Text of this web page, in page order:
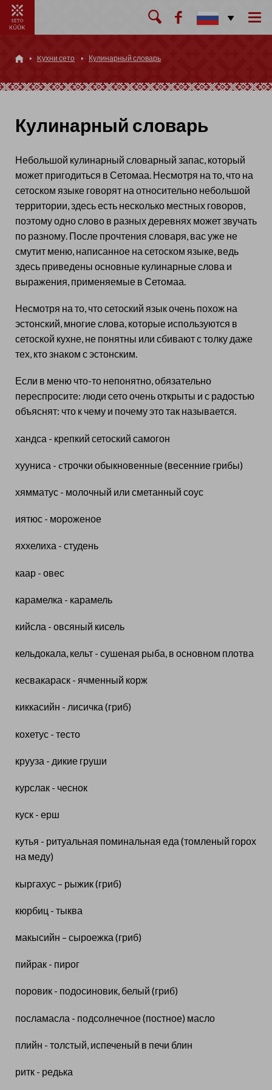

 Kухни сето Кулинарный словарь
Кулинарный словарь
Небольшой кулинарный словарный запас, который
может пригодиться в Сетомаа. Несмотря на то, что на
сетоском языке говорят на относительно небольшой
территории, здесь есть несколько местных говоров,
поэтому одно слово в разных деревнях может звучать
по разному. После прочтения словаря, вас уже не
смутит меню, написанное на сетоском языке, ведь
здесь приведены основные кулинарные слова и
выражения, применяемые в Сетомаа.
Несмотря на то, что сетоский язык очень похож на
эстонский, многие слова, которые используются в
сетоской кухне, не понятны или сбивают с толку даже
тех, кто знаком с эстонским.
Если в меню что-то непонятно, обязательно
переспросите: люди сето очень открыты и с радостью
объяснят: что к чему и почему это так называется.
хандса - крепкий сетоский самогон
хууниса - cтрочки обыкновенные (весенние грибы)
хямматус - молочный или сметанный соус
иятюс - мороженое
яххелиха - студень
каар - овес
карамелка - карамель
кийсла - овсяный кисель
кельдокала, кельт - сушеная рыба, в основном плотва
кесвакараск - ячменный корж
киккасийн - лисичка (гриб)
кохетус - тесто
крууза - дикие груши
курслак - чеснок
куск - ерш
кутья - ритуальная поминальная еда (томленый горох
на меду)
кыргахус – рыжик (гриб)
кюрбиц - тыква
макысийн – сыроежка (гриб)
пийрак - пирог
поровик - подосиновик, белый (гриб)
посламасла - подсолнечное (постное) масло
плийн - толстый, испеченый в печи блин
ритк - редька